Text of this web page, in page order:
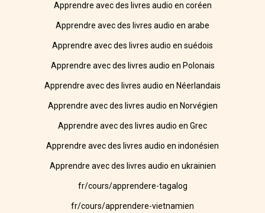
Apprendre avec des livres audio en coréen
Apprendre avec des livres audio en arabe
Apprendre avec des livres audio en suédois
Apprendre avec des livres audio en Polonais
Apprendre avec des livres audio en Néerlandais
Apprendre avec des livres audio en Norvégien
Apprendre avec des livres audio en Grec
Apprendre avec des livres audio en indonésien
Apprendre avec des livres audio en ukrainien
fr/cours/apprendere-tagalog
fr/cours/apprendere-vietnamien